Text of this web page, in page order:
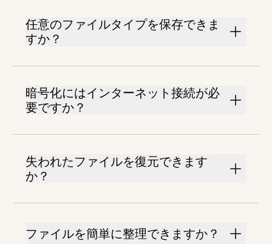
任意のファイルタイプを保存できま
すか？
暗号化にはインターネット接続が必
要ですか？
失われたファイルを復元できます
か？
ファイルを簡単に整理できますか？